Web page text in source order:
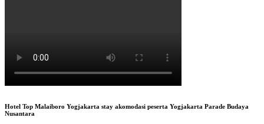
Hotel Top Malaiboro Yogjakarta stay akomodasi peserta Yogjakarta Parade Budaya
Nusantara